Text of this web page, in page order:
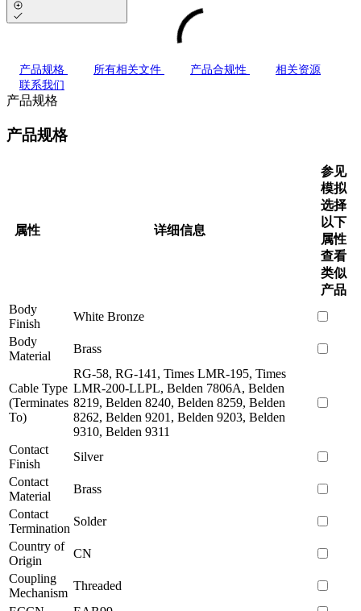
产品规格 所有相关文件 产品合规性
相关资源
联系我们
产品规格
产品规格
属性 详细信息
参见
模拟
选择
以下
属性
查看
类似
产品
Body
Finish
White Bronze
Body
Material
Brass
Cable Type
(Terminates
To)
RG-58, RG-141, Times LMR-195, Times
LMR-200-LLPL, Belden 7806A, Belden
8219, Belden 8240, Belden 8259, Belden
8262, Belden 9201, Belden 9203, Belden
9310, Belden 9311
Contact
Finish
Silver
Contact
Material
Brass
Contact
Termination
Solder
Country of
Origin
CN
Coupling
Mechanism
Threaded